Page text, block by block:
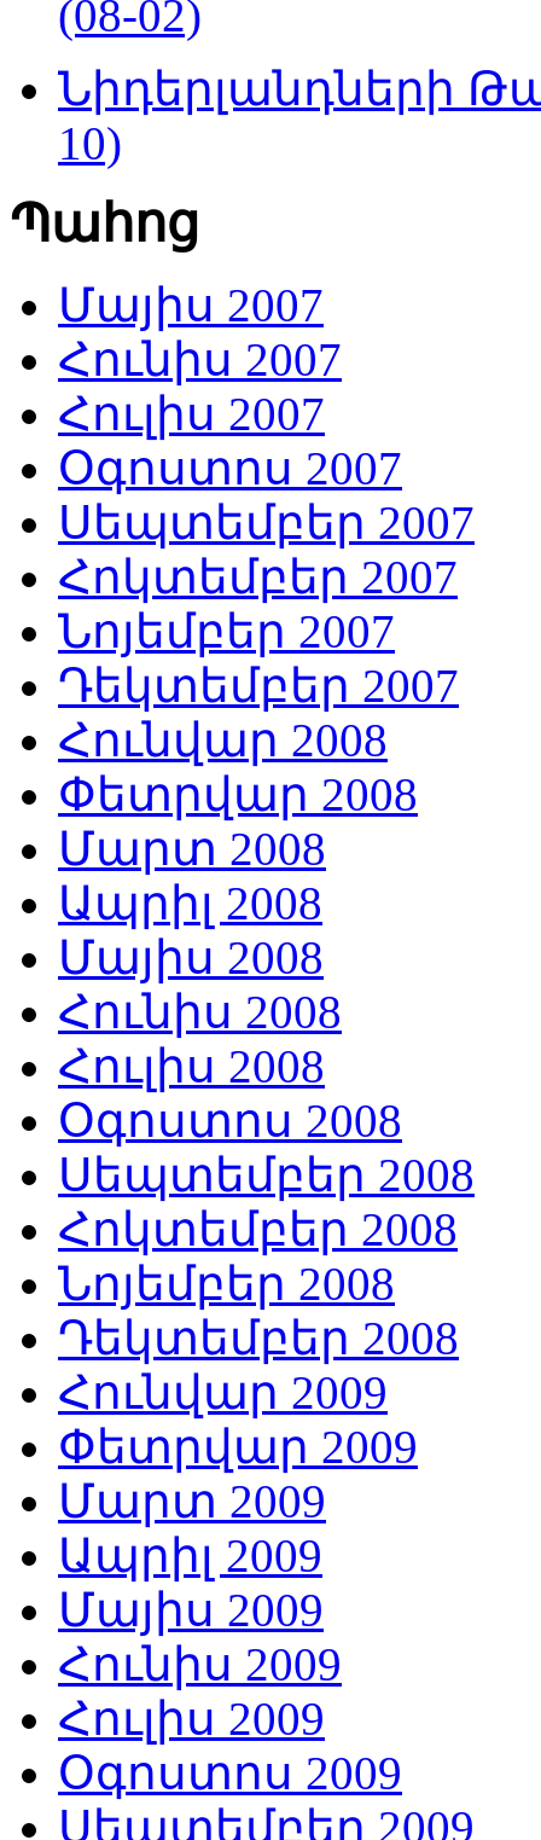
(08-02)
Նիդերլանդների
10)
Պահոց
Մայիս 2007
Հունիս 2007
Հուլիս 2007
Օգոստոս 2007
Սեպտեմբեր 2007
Հոկտեմբեր 2007
Նոյեմբեր 2007
Դեկտեմբեր 2007
Հունվար 2008
Փետրվար 2008
Մարտ 2008
Ապրիլ 2008
Մայիս 2008
Հունիս 2008
Հուլիս 2008
Օգոստոս 2008
Սեպտեմբեր 2008
Հոկտեմբեր 2008
Նոյեմբեր 2008
Դեկտեմբեր 2008
Հունվար 2009
Փետրվար 2009
Մարտ 2009
Ապրիլ 2009
Մայիս 2009
Հունիս 2009
Հուլիս 2009
Օգոստոս 2009
Սեպտեմբեր 2009